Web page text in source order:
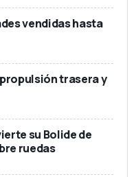
vendidas hasta
propulsión trasera y
su Bolide de
ruedas